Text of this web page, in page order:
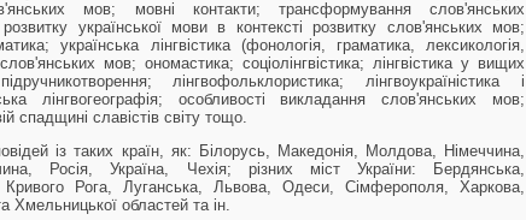
мов; мовні контакти; трансформування слов'янських
української мови в контексті розвитку слов'янських мов;
українська лінгвістика (фонологія, граматика, лексикологія,
мов; ономастика; соціолінгвістика; лінгвістика у вищих
лінгвофольклористика; лінгвоукраїністика і
лінгвогеографія; особливості викладання слов'янських мов;
спадщині славістів світу тощо.
із таких країн, як: Білорусь, Македонія, Молдова, Німеччина,
Росія, Україна, Чехія; різних міст України: Бердянська,
Кривого Рога, Луганська, Львова, Одеси, Сімферополя, Харкова,
Хмельницької областей та ін.